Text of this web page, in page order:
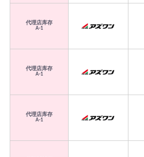
代理店库存
A-1
代理店库存
A-1
代理店库存
A-1